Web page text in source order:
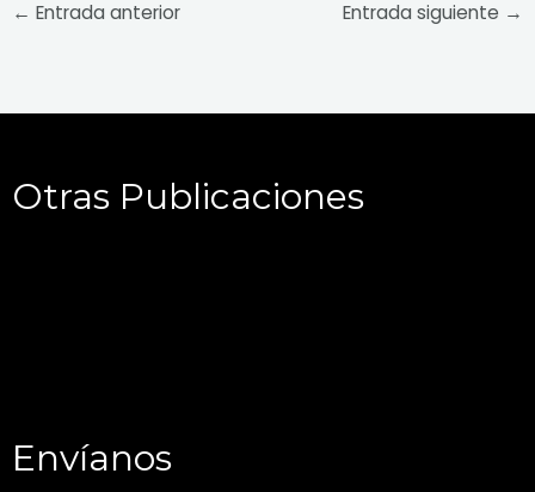
← Entrada anterior Entrada siguiente →
Otras Publicaciones
Envíanos